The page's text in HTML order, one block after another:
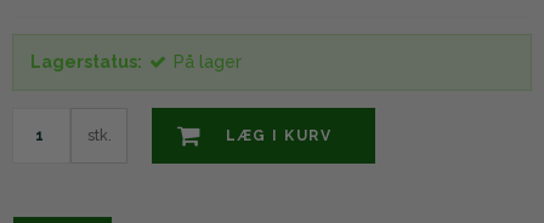
Lagerstatus: På lager
stk. LÆG I KURV